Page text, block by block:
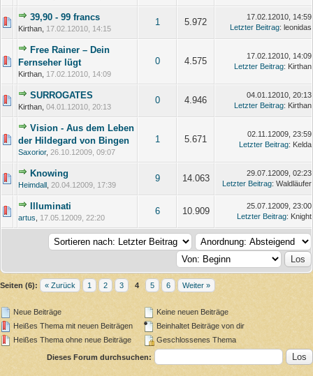
39,90 - 99 francs
Kirthan, 17.02.12010, 14:15
1 5.972
17.02.12010, 14:59
Letzter Beitrag: leonidas
Free Rainer – Dein
Fernseher lügt
Kirthan, 17.02.12010, 14:09
0 4.575
17.02.12010, 14:09
Letzter Beitrag: Kirthan
SURROGATES
Kirthan, 04.01.12010, 20:13
0 4.946
04.01.12010, 20:13
Letzter Beitrag: Kirthan
Vision - Aus dem Leben
der Hildegard von Bingen
Saxorior, 26.10.12009, 09:07
1 5.671
02.11.12009, 23:59
Letzter Beitrag: Kelda
Knowing
Heimdall 20.04.12009, 17:39
9 14.063
29.07.12009, 02:23
Letzter Beitrag: Waldläufer
Illuminati
artus 17.05.12009, 22:20
6 10.909
25.07.12009, 23:00
Letzter Beitrag: Knight
Seiten (6): « Zurück 1 2 3 4 5 6 Weiter »
Neue Beiträge
Heißes Thema mit neuen Beiträgen
Heißes Thema ohne neue Beiträge
Keine neuen Beiträge
Beinhaltet Beiträge von dir
Geschlossenes Thema
Dieses Forum durchsuchen: